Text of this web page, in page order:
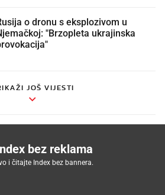
o dronu s eksplozivom u
"Brzopleta ukrajinska
JOŠ VIJESTI
bez reklama
i čitajte Index bez bannera.